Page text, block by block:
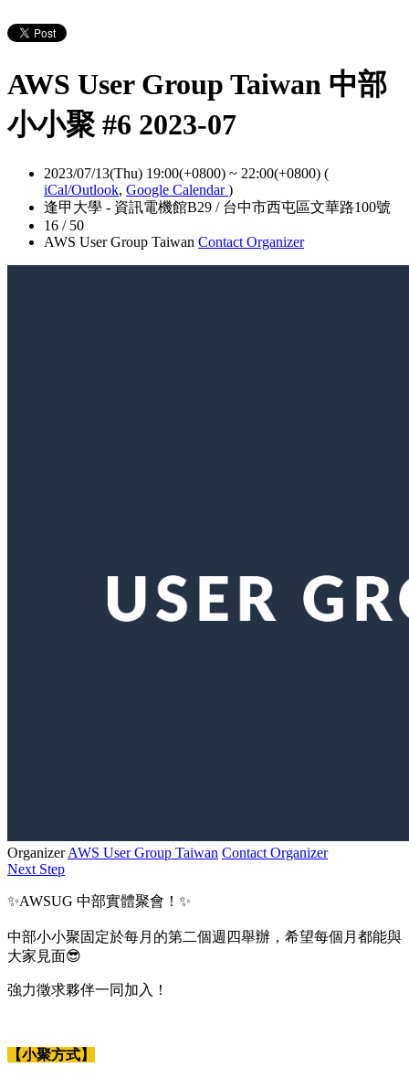
AWS User Group Taiwan 中部
小小聚 #6 2023-07
2023/07/13(Thu) 19:00(+0800) ~ 22:00(+0800) (
iCal/Outlook, Google Calendar)
逢甲大學 - 資訊電機館B29 / 台中市西屯區文華路100號
16 / 50
AWS User Group Taiwan Contact Organizer
OrganizerAWS User Group Taiwan Contact Organizer
Next Step
✨AWSUG 中部實體聚會！✨
中部小小聚固定於每月的第二個週四舉辦，希望每個月都能與
大家見面😎
強力徵求夥伴一同加入！
【小聚方式】